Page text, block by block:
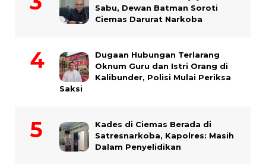
Sabu, Dewan Batman Soroti
Ciemas Darurat Narkoba
Dugaan Hubungan Terlarang
Oknum Guru dan Istri Orang di
Kalibunder, Polisi Mulai Periksa
Saksi
Kades di Ciemas Berada di
Satresnarkoba, Kapolres: Masih
Dalam Penyelidikan